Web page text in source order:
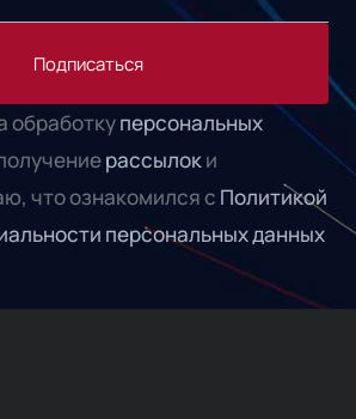
Подписаться
обработкуперсональных
рассылоки
что ознакомился с Политикой
персональных данных